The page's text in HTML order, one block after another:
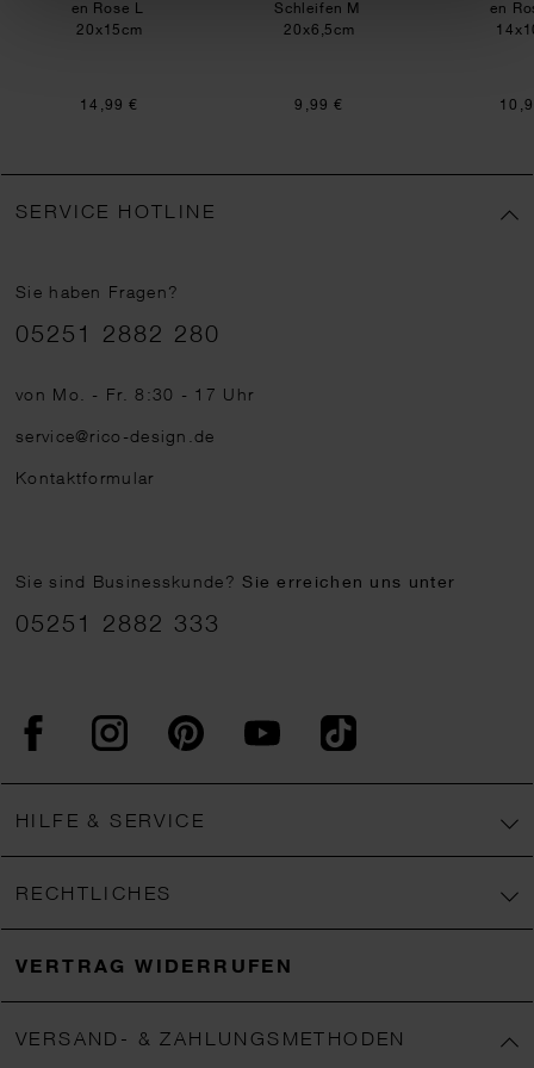
en Rose L
20x15cm
14,99 €
Schleifen M
20x6,5cm
9,99 €
en
SERVICE HOTLINE
Sie haben Fragen?
Telefonnummer
05251 2882 280
von Mo. - Fr. 8:30 - 17 Uhr
service@rico-design.de
Kontaktformular
Sie sind Businesskunde?Sie erreichen uns unter
05251 2882 333
FacebookInstagram PinterestYouTubeTikTok
HILFE & SERVICE
RECHTLICHES
VERTRAG WIDERRUFEN
VERSAND- & ZAHLUNGSMETHODEN